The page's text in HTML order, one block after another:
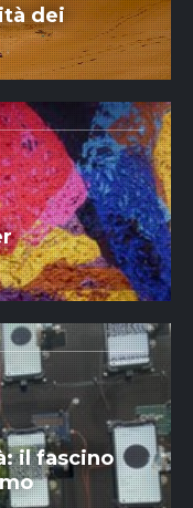
dei
il fascino